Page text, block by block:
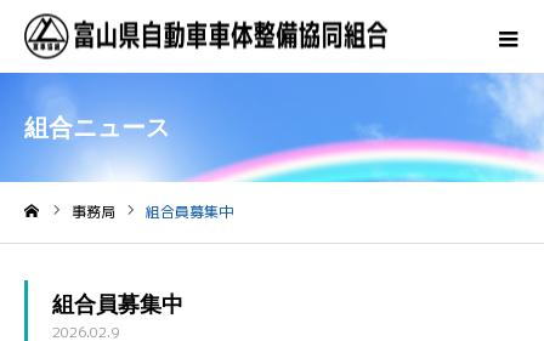
組合ニュース
事務局 組合員募集中
組合員募集中
2026.02.9